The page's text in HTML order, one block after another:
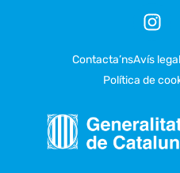
Contacta’nsAvís legal
Política de